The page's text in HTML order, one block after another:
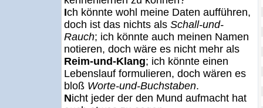
Ich könnte wohl meine Daten aufführen,
doch ist das nichts als Schall-und-
Rauch; ich könnte auch meinen Namen
notieren, doch wäre es nicht mehr als
Reim-und-Klang; ich könnte einen
Lebenslauf formulieren, doch wären es
bloß Worte-und-Buchstaben.
Nicht jeder der den Mund aufmacht hat